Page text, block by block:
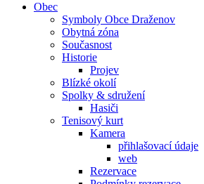
Obec
Symboly Obce Draženov
Obytná zóna
Současnost
Historie
Projev
Blízké okolí
Spolky & sdružení
Hasiči
Tenisový kurt
Kamera
přihlašovací údaje
web
Rezervace